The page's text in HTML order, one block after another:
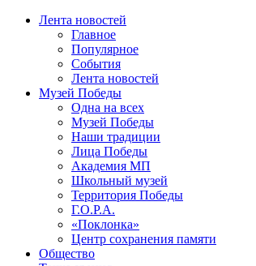
Лента новостей
Главное
Популярное
События
Лента новостей
Музей Победы
Одна на всех
Музей Победы
Наши традиции
Лица Победы
Академия МП
Школьный музей
Территория Победы
Г.О.Р.А.
«Поклонка»
Центр сохранения памяти
Общество